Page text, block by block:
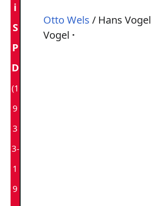
i
S
P
D
(1
9
3
3-
1
9
Otto Wels / Hans Vogel
Vogel